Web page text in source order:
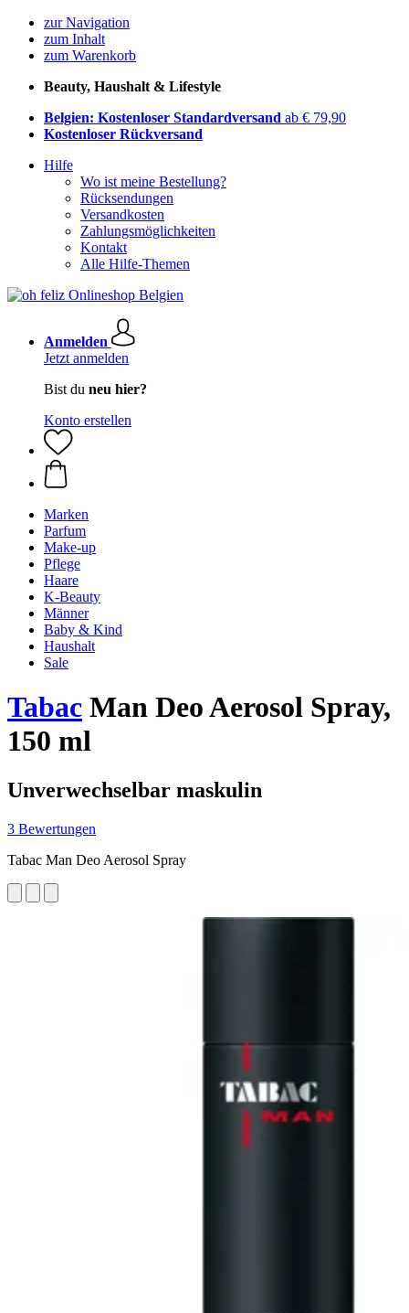
zur Navigation
zum Inhalt
zum Warenkorb
Beauty, Haushalt & Lifestyle
Belgien: Kostenloser Standardversand ab € 79,90
Kostenloser Rückversand
Hilfe
Wo ist meine Bestellung?
Rücksendungen
Versandkosten
Zahlungsmöglichkeiten
Kontakt
Alle Hilfe-Themen
Anmelden
Jetzt anmelden
Bist du neu hier?
Konto erstellen
Marken
Parfum
Make-up
Pflege
Haare
K-Beauty
Männer
Baby & Kind
Haushalt
Sale
Tabac Man Deo Aerosol Spray,
150 ml
Unverwechselbar maskulin
3 Bewertungen
Tabac Man Deo Aerosol Spray